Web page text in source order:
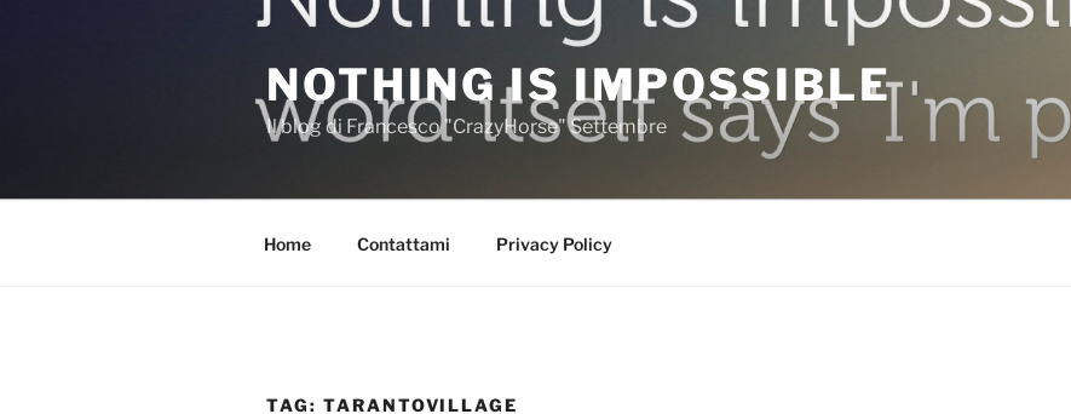
NOTHING IS IMPOSSIBLE
Il blog di Francesco "CrazyHorse" Settembre
Home Contattami Privacy Policy
TAG: TARANTOVILLAGE